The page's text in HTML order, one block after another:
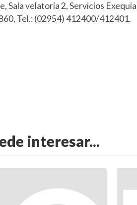
Sala velatoria 2, Servicios
Tel.: (02954) 412400/412401.
interesar...